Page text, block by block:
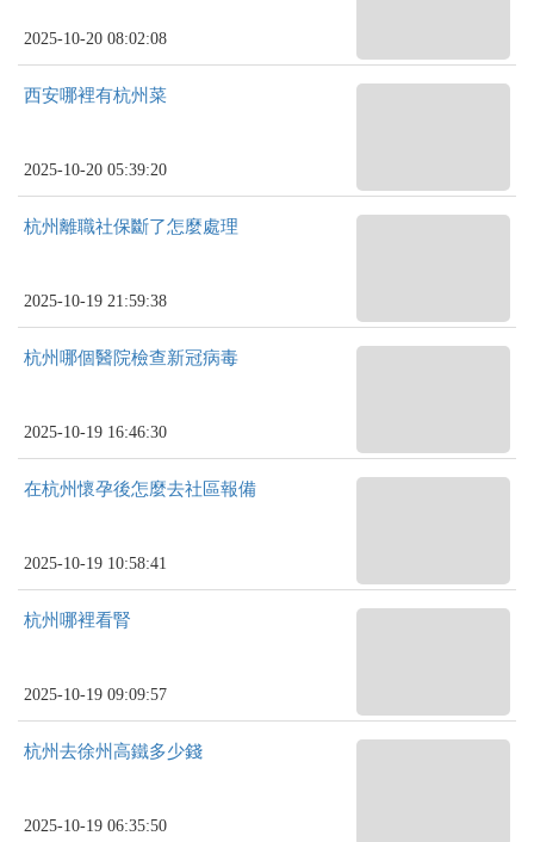
2025-10-20 08:02:08
西安哪裡有杭州菜
2025-10-20 05:39:20
杭州離職社保斷了怎麼處理
2025-10-19 21:59:38
杭州哪個醫院檢查新冠病毒
2025-10-19 16:46:30
在杭州懷孕後怎麼去社區報備
2025-10-19 10:58:41
杭州哪裡看腎
2025-10-19 09:09:57
杭州去徐州高鐵多少錢
2025-10-19 06:35:50